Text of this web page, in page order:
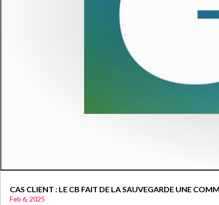
CAS CLIENT : LE CB FAIT DE LA SAUVEGARDE UNE
Feb 6, 2025